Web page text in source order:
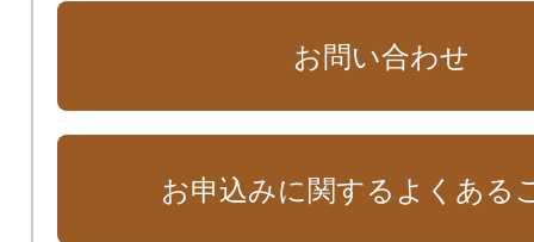
お問い合わせ
お申込みに関するよくある